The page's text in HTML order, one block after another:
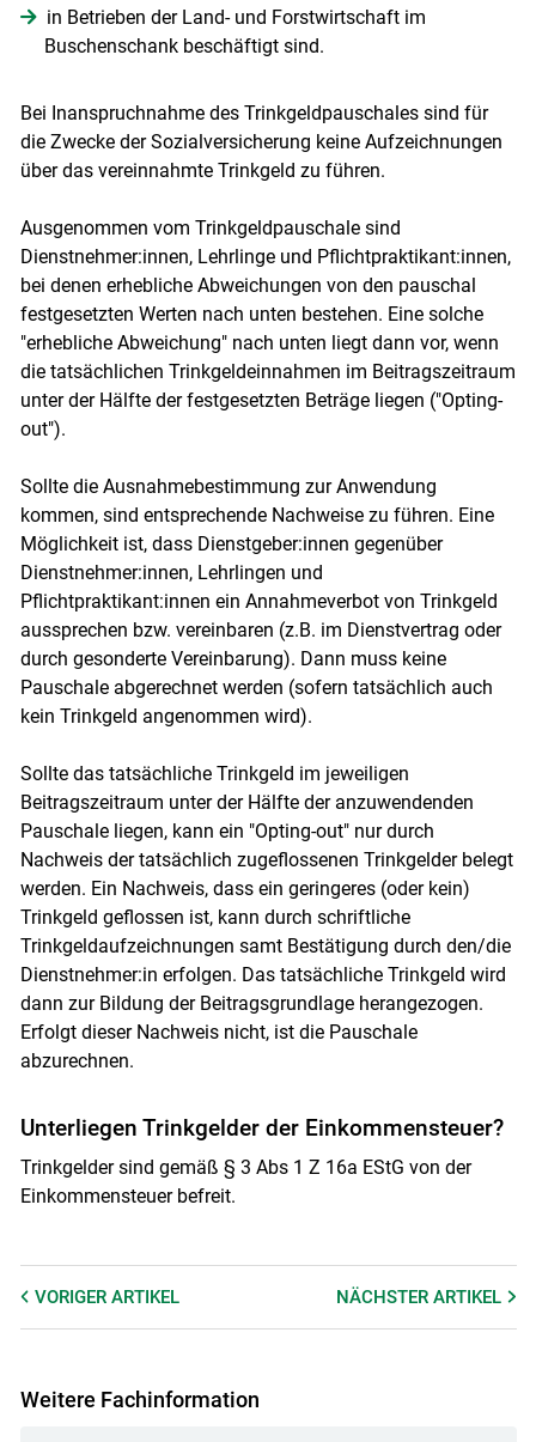
in Betrieben der Land- und Forstwirtschaft im
Buschenschank beschäftigt sind.
Bei Inanspruchnahme des Trinkgeldpauschales sind für
die Zwecke der Sozialversicherung keine Aufzeichnungen
über das vereinnahmte Trinkgeld zu führen.
Ausgenommen vom Trinkgeldpauschale sind
Dienstnehmer:innen, Lehrlinge und Pflichtpraktikant:innen,
bei denen erhebliche Abweichungen von den pauschal
festgesetzten Werten nach unten bestehen. Eine solche
"erhebliche Abweichung" nach unten liegt dann vor, wenn
die tatsächlichen Trinkgeldeinnahmen im Beitragszeitraum
unter der Hälfte der festgesetzten Beträge liegen ("Opting-
out").
Sollte die Ausnahmebestimmung zur Anwendung
kommen, sind entsprechende Nachweise zu führen. Eine
Möglichkeit ist, dass Dienstgeber:innen gegenüber
Dienstnehmer:innen, Lehrlingen und
Pflichtpraktikant:innen ein Annahmeverbot von Trinkgeld
aussprechen bzw. vereinbaren (z.B. im Dienstvertrag oder
durch gesonderte Vereinbarung). Dann muss keine
Pauschale abgerechnet werden (sofern tatsächlich auch
kein Trinkgeld angenommen wird).
Sollte das tatsächliche Trinkgeld im jeweiligen
Beitragszeitraum unter der Hälfte der anzuwendenden
Pauschale liegen, kann ein "Opting-out" nur durch
Nachweis der tatsächlich zugeflossenen Trinkgelder belegt
werden. Ein Nachweis, dass ein geringeres (oder kein)
Trinkgeld geflossen ist, kann durch schriftliche
Trinkgeldaufzeichnungen samt Bestätigung durch den/die
Dienstnehmer:in erfolgen. Das tatsächliche Trinkgeld wird
dann zur Bildung der Beitragsgrundlage herangezogen.
Erfolgt dieser Nachweis nicht, ist die Pauschale
abzurechnen.
Unterliegen Trinkgelder der Einkommensteuer?
Trinkgelder sind gemäß § 3 Abs 1 Z 16a EStG von der
Einkommensteuer befreit.
VORIGER ARTIKEL NÄCHSTERARTIKEL
Weitere Fachinformation